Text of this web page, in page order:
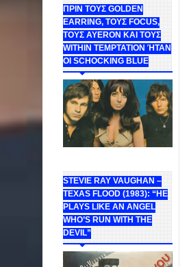
ΠΡΙΝ ΤΟΥΣ GOLDEN
EARRING, ΤΟΥΣ FOCUS,
ΤΟΥΣ ΑΥΕROΝ ΚΑΙ ΤΟΥΣ
WITHIN TEMPTATION ΉΤΑΝ
ΟΙ SCHOCKING BLUE
STEVIE RAY VAUGHAN –
TEXAS FLOOD (1983): “HE
PLAYS LIKE AN ANGEL
WHO’S RUN WITH THE
DEVIL”